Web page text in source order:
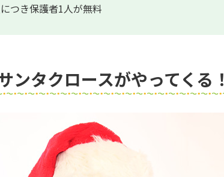
つき保護者1人が無料
ンタクロースがやってくる！